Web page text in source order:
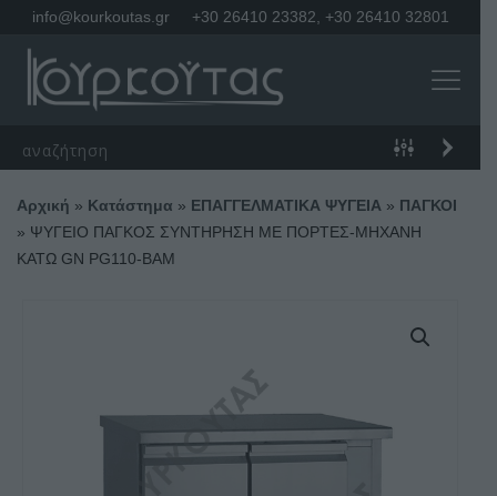
info@kourkoutas.gr +30 26410 23382 +30 26410 32801
Αρχική » Κατάστημα » ΕΠΑΓΓΕΛΜΑΤΙΚΑ ΨΥΓΕΙΑ » ΠΑΓΚΟΙ
» ΨΥΓΕΙΟ ΠΑΓΚΟΣ ΣΥΝΤΗΡΗΣΗ ΜΕ ΠΟΡΤΕΣ-ΜΗΧΑΝΗ
ΚΑΤΩ GN PG110-BAM